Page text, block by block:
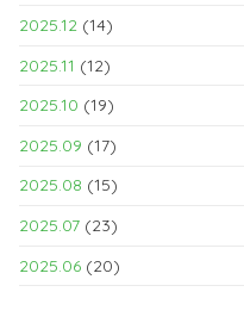
2025.12 (14)
2025.11 (12)
2025.10 (19)
2025.09 (17)
2025.08 (15)
2025.07 (23)
2025.06 (20)